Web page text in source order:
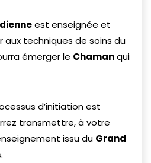
est enseignée et
aux techniques de soins du
émerger le Chamanqui
d’initiation est
transmettre, à votre
issu du Grand